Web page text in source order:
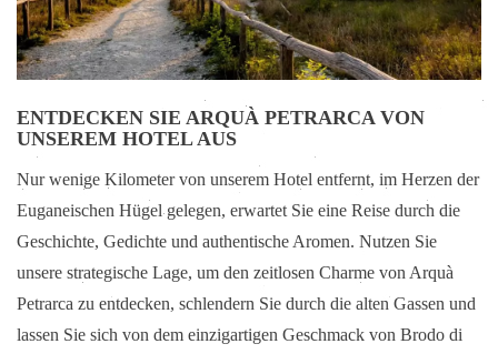
ENTDECKEN SIE ARQUÀ PETRARCA VON
UNSEREM HOTEL AUS
Nur wenige Kilometer von unserem Hotel entfernt, im Herzen der
Euganeischen Hügel gelegen, erwartet Sie eine Reise durch die
Geschichte, Gedichte und authentische Aromen. Nutzen Sie
unsere strategische Lage, um den zeitlosen Charme von Arquà
Petrarca zu entdecken, schlendern Sie durch die alten Gassen und
lassen Sie sich von dem einzigartigen Geschmack von Brodo di